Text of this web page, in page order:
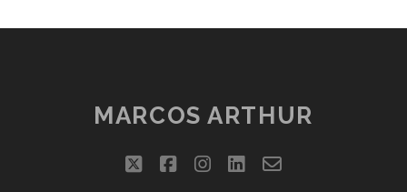
MARCOS ARTHUR
twitterfacebookinstagram
linkedinemail-